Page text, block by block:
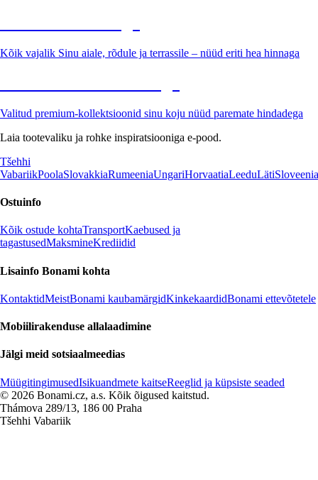
Kõik vajalik Sinu aiale, rõdule ja terrassile – nüüd eriti hea hinnaga
Valitud premium-kollektsioonid sinu koju nüüd paremate hindadega
Laia tootevaliku ja rohke inspiratsiooniga e-pood.
Tšehhi
VabariikPoolaSlovakkiaRumeeniaUngariHorvaatiaLeeduLätiSloveenia
Ostuinfo
Kõik ostude kohtaTransportKaebused ja
tagastusedMaksmineKrediidid
Lisainfo Bonami kohta
KontaktidMeistBonami kaubamärgidKinkekaardidBonami ettevõtetele
Mobiilirakenduse allalaadimine
Jälgi meid sotsiaalmeedias
MüügitingimusedIsikuandmete kaitseReeglid ja küpsiste seaded
© 2026 Bonami.cz, a.s. Kõik õigused kaitstud.
Thámova 289/13, 186 00 Praha
Tšehhi Vabariik